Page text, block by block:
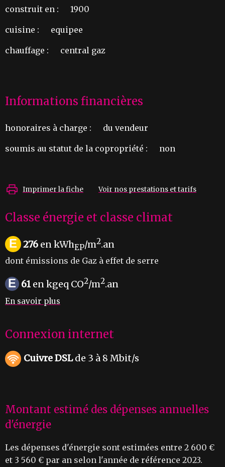
construit en : 1900
cuisine : equipee
chauffage : central gaz
Informations financières
honoraires à charge : du vendeur
soumis au statut de la copropriété : non
Imprimer la fiche Voir nos prestations et tarifs
Classe énergie et classe climat
E 276 en kWhEP/m2.an
dont émissions de Gaz à effet de serre
E 61 en kgeq CO2/m2.an
En savoir plus
Connexion internet
Cuivre DSLde 3 à 8 Mbit/s
Montant estimé des dépenses annuelles
d'énergie
Les dépenses d'énergie sont estimées entre 2 600 €
et 3 560 € par an selon l'année de référence 2023.